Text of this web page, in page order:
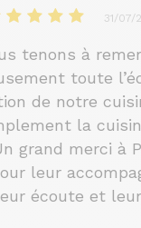
31/07/
tenons à
toute
de notre
la
grand merci à
leur
écoute et